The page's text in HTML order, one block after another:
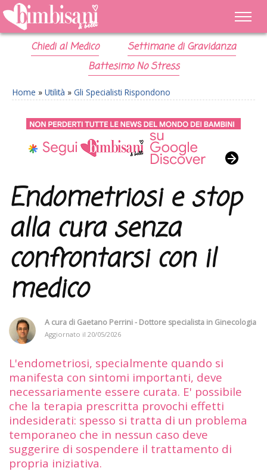
Chiedi al Medico
Settimane di Gravidanza
Battesimo No Stress
Home » Utilità » Gli Specialisti Rispondono
Endometriosi e stop
alla cura senza
confrontarsi con il
medico
A cura di Gaetano Perrini - Dottore specialista in Ginecologia
Aggiornato il 20/05/2026
L'endometriosi, specialmente quando si
manifesta con sintomi importanti, deve
necessariamente essere curata. E' possibile
che la terapia prescritta provochi effetti
indesiderati: spesso si tratta di un problema
temporaneo che in nessun caso deve
suggerire di sospendere il trattamento di
propria iniziativa.